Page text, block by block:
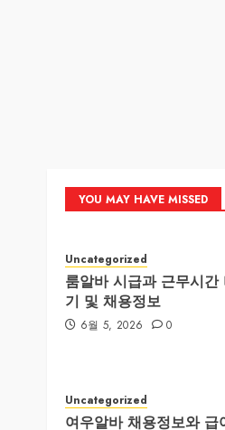
YOU MAY HAVE MISSED
Uncategorized
룸알바 시급과 근무시
기 및 채용정보
6월 5, 2026 0
Uncategorized
여우알바 채용정보와